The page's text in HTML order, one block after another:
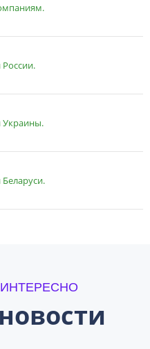
Украины.